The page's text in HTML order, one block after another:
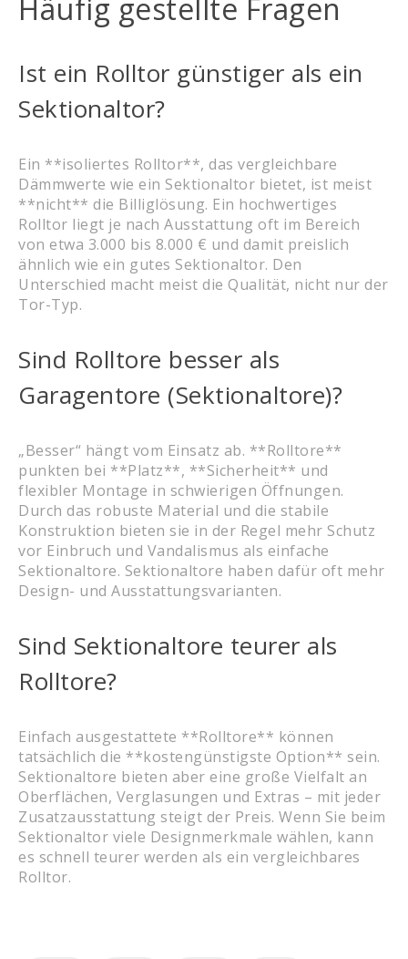
Häufig gestellte Fragen
Ist ein Rolltor günstiger als ein
Sektionaltor?
Ein **isoliertes Rolltor**, das vergleichbare
Dämmwerte wie ein Sektionaltor bietet, ist meist
**nicht** die Billiglösung. Ein hochwertiges
Rolltor liegt je nach Ausstattung oft im Bereich
von etwa 3.000 bis 8.000 € und damit preislich
ähnlich wie ein gutes Sektionaltor. Den
Unterschied macht meist die Qualität, nicht nur der
Tor-Typ.
Sind Rolltore besser als
Garagentore (Sektionaltore)?
„Besser“ hängt vom Einsatz ab. **Rolltore**
punkten bei **Platz**, **Sicherheit** und
flexibler Montage in schwierigen Öffnungen.
Durch das robuste Material und die stabile
Konstruktion bieten sie in der Regel mehr Schutz
vor Einbruch und Vandalismus als einfache
Sektionaltore. Sektionaltore haben dafür oft mehr
Design- und Ausstattungsvarianten.
Sind Sektionaltore teurer als
Rolltore?
Einfach ausgestattete **Rolltore** können
tatsächlich die **kostengünstigste Option** sein.
Sektionaltore bieten aber eine große Vielfalt an
Oberflächen, Verglasungen und Extras – mit jeder
Zusatzausstattung steigt der Preis. Wenn Sie beim
Sektionaltor viele Designmerkmale wählen, kann
es schnell teurer werden als ein vergleichbares
Rolltor.